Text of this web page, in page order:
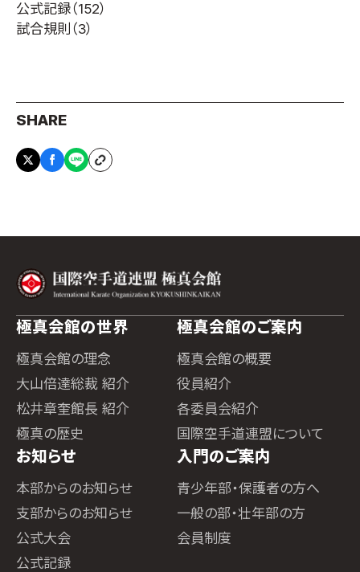
公式記録（152）
試合規則 （3）
SHARE
極真会館の世界
極真会館の理念
大山倍達総裁 紹介
松井章奎館長 紹介
極真の歴史
極真会館のご案内
極真会館の概要
役員紹介
各委員会紹介
国際空手道連盟について
お知らせ
本部からのお知らせ
支部からのお知らせ
公式大会
公式記録
入門のご案内
青少年部・保護者の方へ
一般の部・壮年部の方
会員制度